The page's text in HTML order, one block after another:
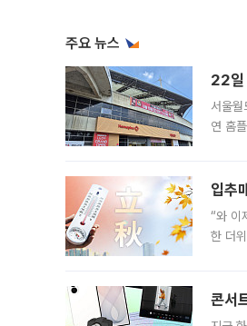
주요 뉴스
22일
서울
연 홈
입추
“와 이
한 더
콘서